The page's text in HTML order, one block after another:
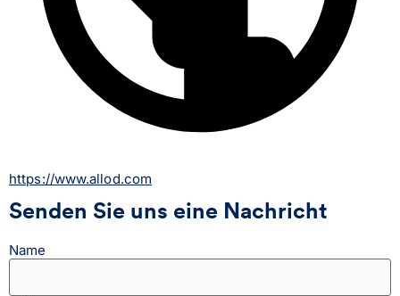
https://www.allod.com
Senden Sie uns eine Nachricht
Name